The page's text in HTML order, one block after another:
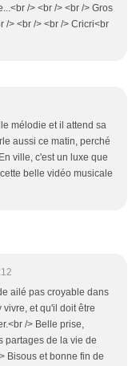
/> <br /> <br /> Gros
/> <br /> <br /> Cricri<br
mélodie et il attend sa
aussi ce matin, perché
ville, c'est un luxe que
belle vidéo musicale
ailé pas croyable dans
et qu'il doit être
/> Belle prise,
partages de la vie de
Bisous et bonne fin de